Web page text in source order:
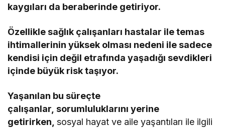
kaygıları da beraberinde getiriyor.
Özellikle sağlık çalışanları hastalar ile temas
ihtimallerinin yüksek olması nedeni ile sadece
kendisi için değil etrafında yaşadığı sevdikleri
içinde büyük risk taşıyor.
Yaşanılan bu süreçte
çalışanlar sorumluluklarını yerine
getirirken,sosyal hayat ve aile yaşantıları ile ilgili